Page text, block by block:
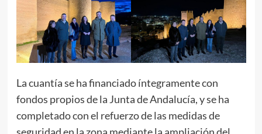
La cuantía se ha financiado íntegramente con
fondos propios de la Junta de Andalucía, y se ha
completado con el refuerzo de las medidas de